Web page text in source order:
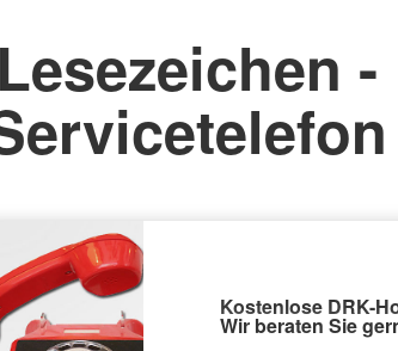
Lesezeichen -
Kostenlose DRK-
Wir beraten Sie